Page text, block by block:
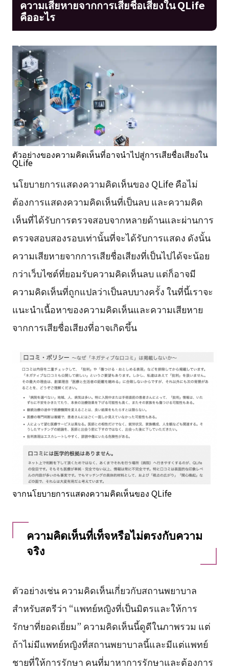
ความเสียหายจากการเสียชื่อเสียงใน QLife
คืออะไร
ตัวอย่างของความคิดเห็นที่อาจนำไปสู่การเสียชื่อเสียงใน
QLife
นโยบายการแสดงความคิดเห็นของ QLife คือไม่
ต้องการแสดงความคิดเห็นที่เป็นลบ และความคิด
เห็นที่ได้รับการตรวจสอบจากหลายด้านและผ่านการ
ตรวจสอบสองรอบเท่านั้นที่จะได้รับการแสดง ดังนั้น
ความเสียหายจากการเสียชื่อเสียงที่เป็นไปได้จะน้อย
กว่าเว็บไซต์ที่ยอมรับความคิดเห็นลบ แต่ก็อาจมี
ความคิดเห็นที่ถูกแปลว่าเป็นลบบางครั้ง ในที่นี้เราจะ
แนะนำเนื้อหาของความคิดเห็นและความเสียหาย
จากการเสียชื่อเสียงที่อาจเกิดขึ้น
จากนโยบายการแสดงความคิดเห็นของ QLife
ความคิดเห็นที่เท็จหรือไม่ตรงกับความ
จริง
ตัวอย่างเช่น ความคิดเห็นเกี่ยวกับสถานพยาบาล
สำหรับสตรีว่า “แพทย์หญิงที่เป็นมิตรและให้การ
รักษาที่ยอดเยี่ยม” ความคิดเห็นนี้ดูดีในภาพรวม แต่
ถ้าไม่มีแพทย์หญิงที่สถานพยาบาลนี้และมีแต่แพทย์
ชายที่ให้การรักษา คนที่มาหาการรักษาและต้องการ